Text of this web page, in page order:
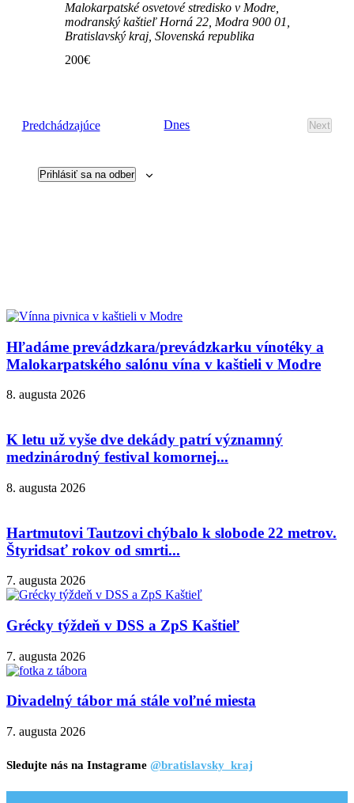
Malokarpatské osvetové stredisko v Modre,
modranský kaštieľ Horná 22, Modra 900 01,
Bratislavský kraj, Slovenská republika
200€
PredchádzajúceUdalosti Dnes
Next
Prihlásiť sa na odber
Hľadáme prevádzkara/prevádzkarku vínotéky a
Malokarpatského salónu vína v kaštieli v Modre
8. augusta 2026
K letu už vyše dve dekády patrí významný
medzinárodný festival komornej...
8. augusta 2026
Hartmutovi Tautzovi chýbalo k slobode 22 metrov.
Štyridsať rokov od smrti...
7. augusta 2026
Grécky týždeň v DSS a ZpS Kaštieľ
7. augusta 2026
Divadelný tábor má stále voľné miesta
7. augusta 2026
Sledujte nás na Instagrame @bratislavsky_kraj